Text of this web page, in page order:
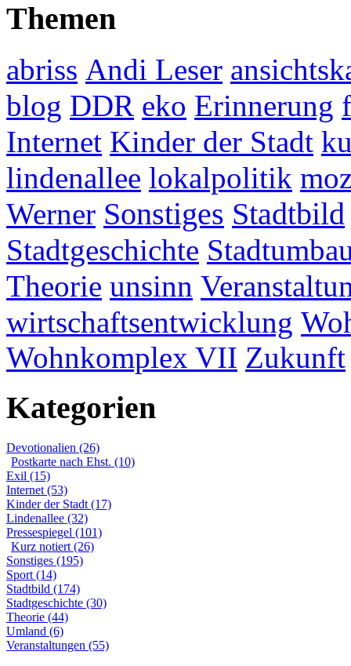
Themen
abriss Andi Leser
blog DDR eko Erinnerung
Internet Kinder der Stadt
lindenallee lokalpolitik
Werner Sonstiges Stadtbild
Stadtgeschichte
Theorie unsinn
wirtschaftsentwicklung
Wohnkomplex VII Zukunft
Kategorien
Devotionalien (26)
Postkarte nach Ehst. (10)
Exil (15)
Internet (53)
Kinder der Stadt (17)
Lindenallee (32)
Pressespiegel (101)
Kurz notiert (26)
Sonstiges (195)
Sport (14)
Stadtbild (174)
Stadtgeschichte (30)
Theorie (44)
Umland (6)
Veranstaltungen (55)